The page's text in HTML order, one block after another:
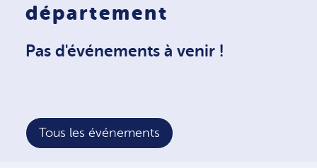
département
Pas d'événements à venir !
Tous les événements